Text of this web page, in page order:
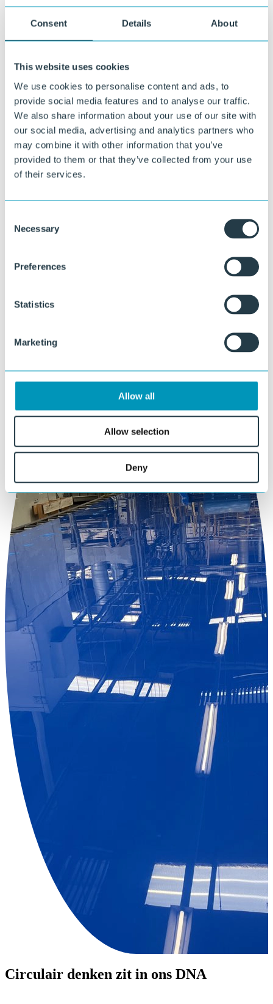
Consent Details About
This website uses cookies
We use cookies to personalise content and ads, to
provide social media features and to analyse our traffic.
We also share information about your use of our site with
our social media, advertising and analytics partners who
may combine it with other information that you’ve
provided to them or that they’ve collected from your use
of their services.
Selection
Necessary
Preferences
Statistics
Marketing
Allow all
Allow selection
Deny
Benieuwd wat wij voor u kunnen
Onze specialisten denken graag met u mee over materiaalkeuze,
Circulair denken zit in ons DNA